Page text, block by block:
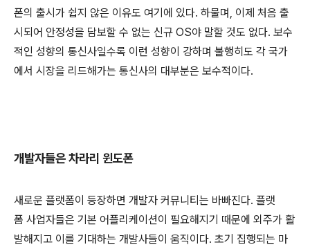
폰의 출시가 쉽지 않은 이유도 여기에 있다. 하물며, 이제 처음 출
시되어 안정성을 담보할 수 없는 신규 OS야 말할 것도 없다. 보수
적인 성향의 통신사일수록 이런 성향이 강하며 불행히도 각 국가
에서 시장을 리드해가는 통신사의 대부분은 보수적이다.
개발자들은 차라리 윈도폰
새로운 플랫폼이 등장하면 개발자 커뮤니티는 바빠진다. 플랫
폼 사업자들은 기본 어플리케이션이 필요해지기 때문에 외주가 활
발해지고 이를 기대하는 개발사들이 움직이다. 초기 집행되는 마